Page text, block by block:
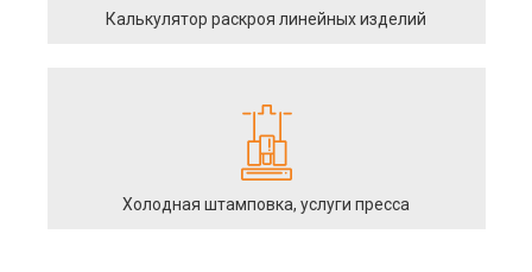
Калькулятор раскроя линейных изделий
Холодная штамповка, услуги пресса